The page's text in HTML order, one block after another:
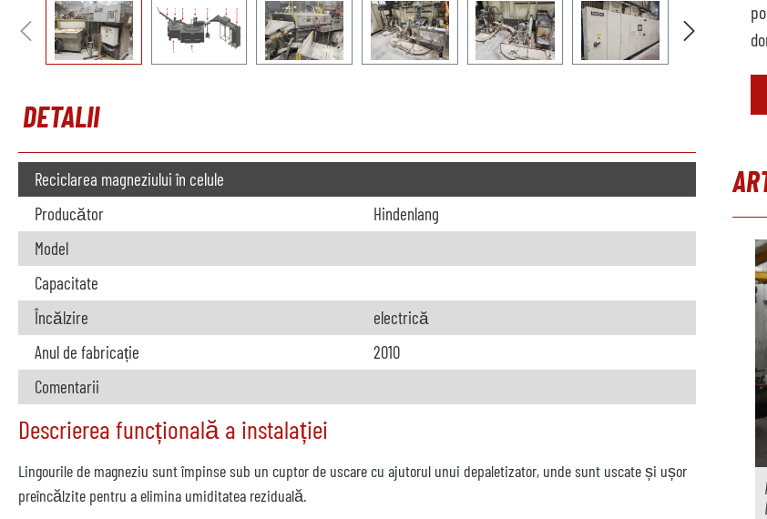
DETALII
Reciclarea magneziului în celule
Producător
Hindenlang
Model
Capacitate
Încălzire
electrică
Anul de fabricație
2010
Comentarii
Descrierea funcțională a instalației
Lingourile de magneziu sunt împinse sub un cuptor de uscare cu ajutorul unui depaletizator, unde sunt uscate și ușor
preîncălzite pentru a elimina umiditatea reziduală.